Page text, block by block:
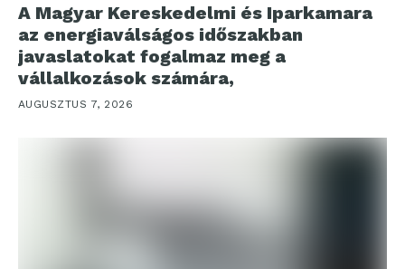
A Magyar Kereskedelmi és Iparkamara
az energiaválságos időszakban
javaslatokat fogalmaz meg a
vállalkozások számára,
AUGUSZTUS 7, 2026